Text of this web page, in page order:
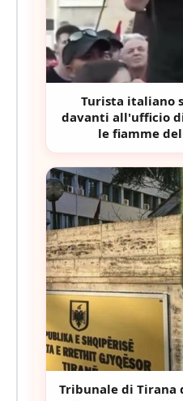
Turista italiano
davanti all'ufficio
le fiamme
Tribunale di Tirana